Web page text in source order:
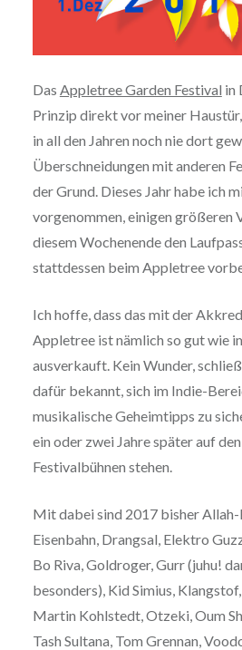
Das Appletree Garden Festival in
Prinzip direkt vor meiner
in all den Jahren noch nie dort
Überschneidungen mit anderen
der Grund. Dieses Jahr habe ich
vorgenommen, einigen größeren
diesem Wochenende den
stattdessen beim Appletree
Ich hoffe, dass das mit der
Appletree ist nämlich so gut wie
ausverkauft. Kein Wunder,
dafür bekannt, sich im Indie-
musikalische Geheimtipps zu
ein oder zwei Jahre später auf
Festivalbühnen stehen.
Mit dabei sind 2017 bisher
Eisenbahn, Drangsal, Elektro
Bo Riva, Goldroger, Gurr (juhu!
besonders), Kid Simius,
Martin Kohlstedt, Otzeki, Oum
Tash Sultana, Tom Grennan,